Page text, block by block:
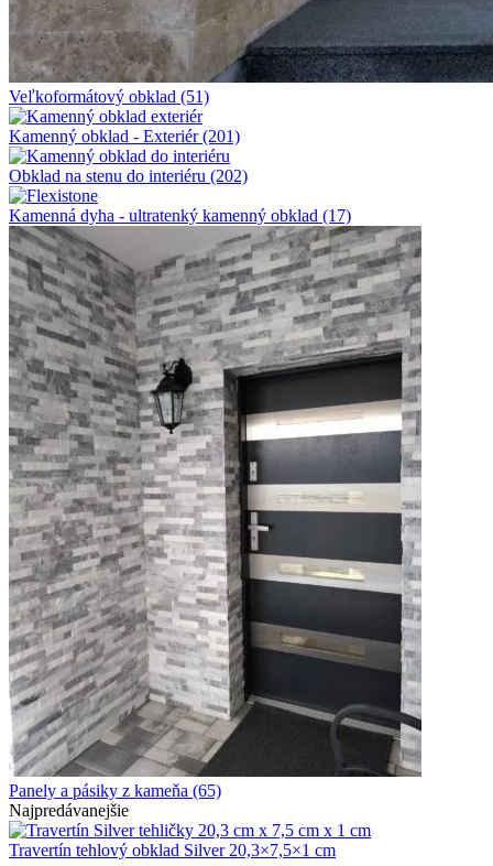
Veľkoformátový obklad (51)
Kamenný obklad - Exteriér(201)
Obklad na stenu do interiéru (202)
Kamenná dyha - ultratenký kamenný obklad (17)
Panely a pásiky z kameňa (65)
Najpredávanejšie
Travertín tehlový obklad Silver 20,3×7,5×1 cm